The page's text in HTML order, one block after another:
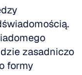
zasadniczo
formy